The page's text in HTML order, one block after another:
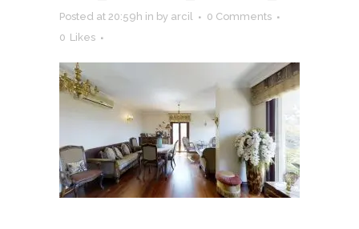
Posted at 20:59h in by arcil
0 Comments
0 Likes